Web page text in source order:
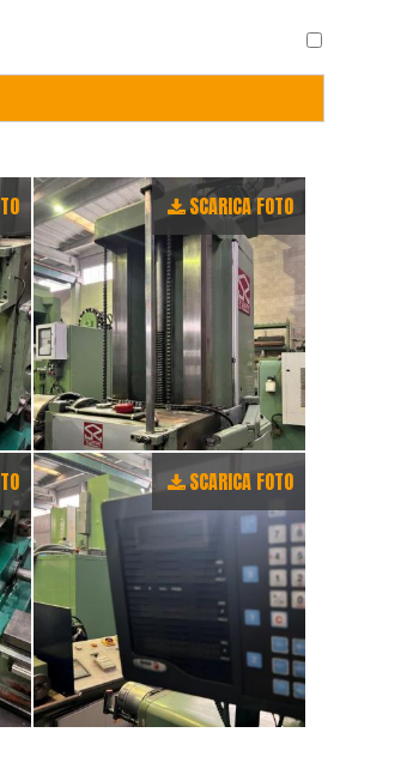
SCARICA FOTO
SCARICA FOTO